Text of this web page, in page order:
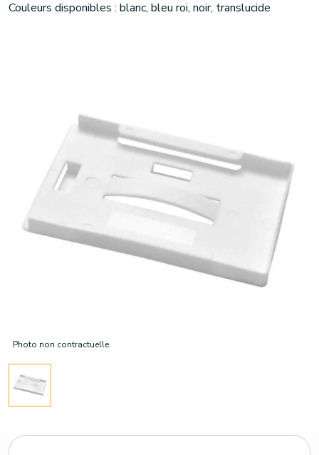
Photo non contractuelle
Couleurs disponibles : blanc, bleu roi, noir, translucide